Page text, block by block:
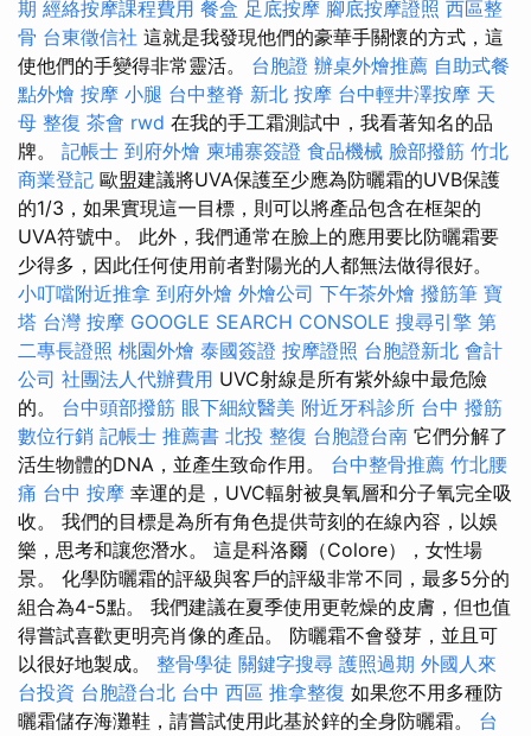
期 經絡按摩課程費用 餐盒 足底按摩 腳底按摩證照 西區整
骨 台東徵信社 這就是我發現他們的豪華手關懷的方式，這
使他們的手變得非常靈活。 台胞證 辦桌外燴推薦 自助式餐
點外燴 按摩 小腿 台中整脊 新北 按摩 台中輕井澤按摩 天
母 整復 茶會 rwd 在我的手工霜測試中，我看著知名的品
牌。 記帳士 到府外燴 柬埔寨簽證 食品機械 臉部撥筋 竹北
商業登記 歐盟建議將UVA保護至少應為防曬霜的UVB保護
的1/3，如果實現這一目標，則可以將產品包含在框架的
UVA符號中。 此外，我們通常在臉上的應用要比防曬霜要
少得多，因此任何使用前者對陽光的人都無法做得很好。
小叮噹附近推拿 到府外燴 外燴公司 下午茶外燴 撥筋筆 寶
塔 台灣 按摩 GOOGLE SEARCH CONSOLE 搜尋引擎 第
二專長證照 桃園外燴 泰國簽證 按摩證照 台胞證新北 會計
公司 社團法人代辦費用 UVC射線是所有紫外線中最危險
的。 台中頭部撥筋 眼下細紋醫美 附近牙科診所 台中 撥筋
數位行銷 記帳士 推薦書 北投 整復 台胞證台南 它們分解了
活生物體的DNA，並產生致命作用。 台中整骨推薦 竹北腰
痛 台中 按摩 幸運的是，UVC輻射被臭氧層和分子氧完全吸
收。 我們的目標是為所有角色提供苛刻的在線內容，以娛
樂，思考和讓您潛水。 這是科洛爾（Colore），女性場
景。 化學防曬霜的評級與客戶的評級非常不同，最多5分的
組合為4-5點。 我們建議在夏季使用更乾燥的皮膚，但也值
得嘗試喜歡更明亮肖像的產品。 防曬霜不會發芽，並且可
以很好地製成。 整骨學徒 關鍵字搜尋 護照過期 外國人來
台投資 台胞證台北 台中 西區 推拿整復 如果您不用多種防
曬霜儲存海灘鞋，請嘗試使用此基於鋅的全身防曬霜。 台